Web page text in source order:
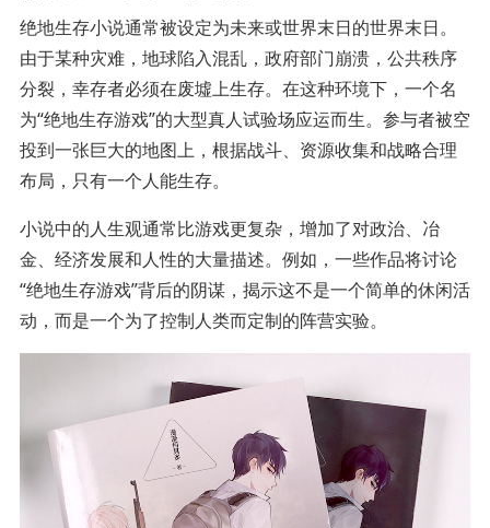
绝地生存小说通常被设定为未来或世界末日的世界末日。
由于某种灾难，地球陷入混乱，政府部门崩溃，公共秩序
分裂，幸存者必须在废墟上生存。在这种环境下，一个名
为“绝地生存游戏”的大型真人试验场应运而生。参与者被空
投到一张巨大的地图上，根据战斗、资源收集和战略合理
布局，只有一个人能生存。
小说中的人生观通常比游戏更复杂，增加了对政治、冶
金、经济发展和人性的大量描述。例如，一些作品将讨论
“绝地生存游戏”背后的阴谋，揭示这不是一个简单的休闲活
动，而是一个为了控制人类而定制的阵营实验。